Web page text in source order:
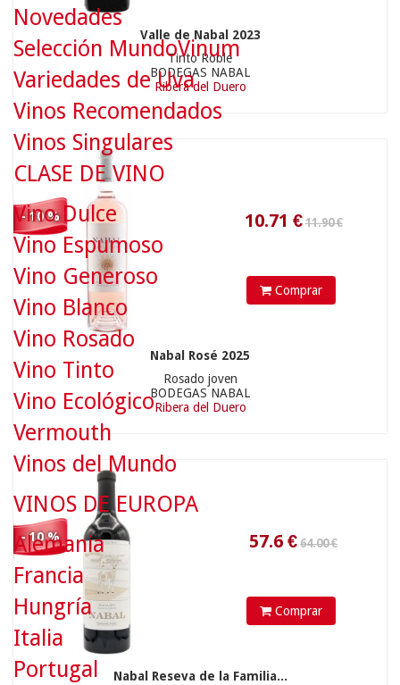
Valle de Nabal 2023
Tinto Roble
BODEGAS NABAL
Ribera del Duero
- 10 %
Comprar
Nabal Rosé 2025
Rosado joven
BODEGAS NABAL
Ribera del Duero
- 10 %
Comprar
Nabal Reseva de la Familia...
Novedades
Selección MundoVinum
Variedades de Uva
Vinos Recomendados
Vinos Singulares
CLASE DE VINO
Vino Dulce
Vino Espumoso
Vino Generoso
Vino Blanco
Vino Rosado
Vino Tinto
Vino Ecológico
Vermouth
Vinos del Mundo
VINOS DE EUROPA
Alemania
Francia
Hungría
Italia
Portugal